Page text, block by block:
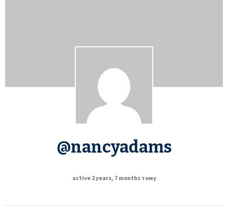
@nancyadams
active 2 years, 7 months тому